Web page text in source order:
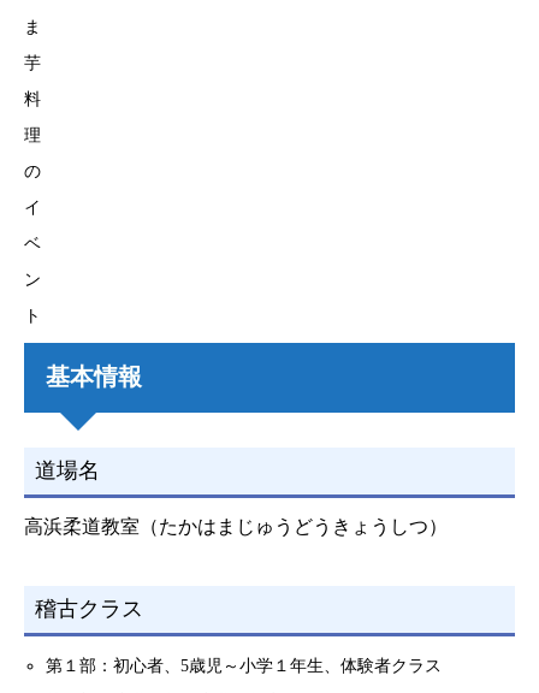
ま
芋
料
理
の
イ
ベ
ン
ト
基本情報
道場名
高浜柔道教室（たかはまじゅうどうきょうしつ）
稽古クラス
第１部：初心者、5歳児～小学１年生、体験者クラス